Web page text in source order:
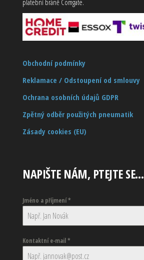
Obchodní podmínky
Reklamace / Odstoupení od smlouvy
Ochrana osobních údajů GDPR
Zpětný odběr použitých pneumatik
Zásady cookies (EU)
NAPIŠTE NÁM, PTEJTE SE…
Jméno a příjmení*
Kontaktní e-mail*